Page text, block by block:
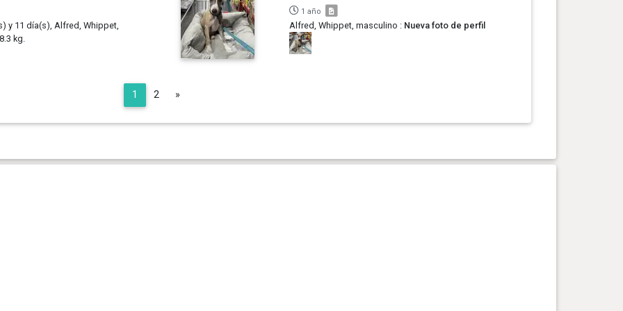
y 11 día(s), Alfred, Whippet,
kg.
1 año
Alfred, Whippet, masculino : Nueva foto de perfil
1 2 »Next